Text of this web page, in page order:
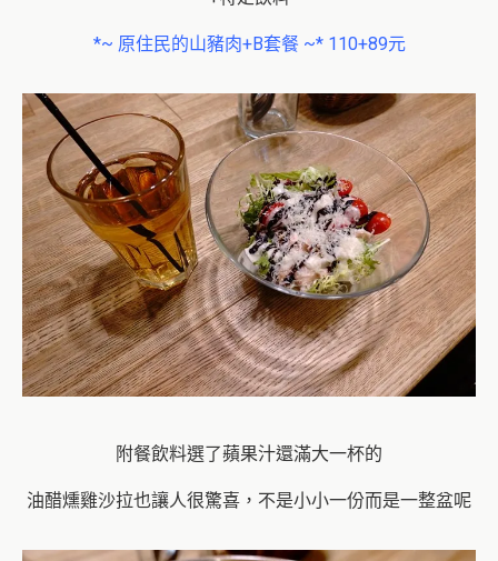
*~ 原住民的山豬肉+B套餐 ~* 110+89元
附餐飲料選了蘋果汁還滿大一杯的
油醋燻雞沙拉也讓人很驚喜，不是小小一份而是一整盆呢